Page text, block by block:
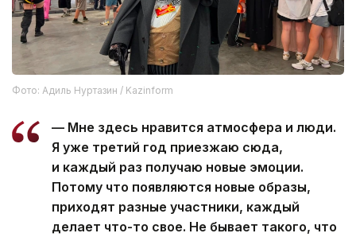
Фото: Адиль Нуртазин / Kazinform
— Мне здесь нравится атмосфера и люди.
Я уже третий год приезжаю сюда,
и каждый раз получаю новые эмоции.
Потому что появляются новые образы,
приходят разные участники, каждый
делает что-то свое. Не бывает такого, что